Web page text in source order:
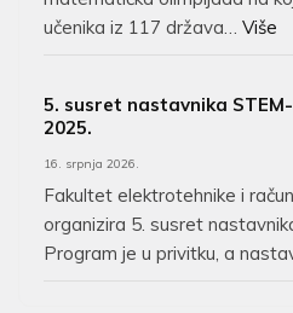
učenika iz 117 država… Više
5. susret nastavnika
2025.
16. srpnja 2026.
Fakultet elektrotehnike i
organizira 5. susret
Program je u privitku, a